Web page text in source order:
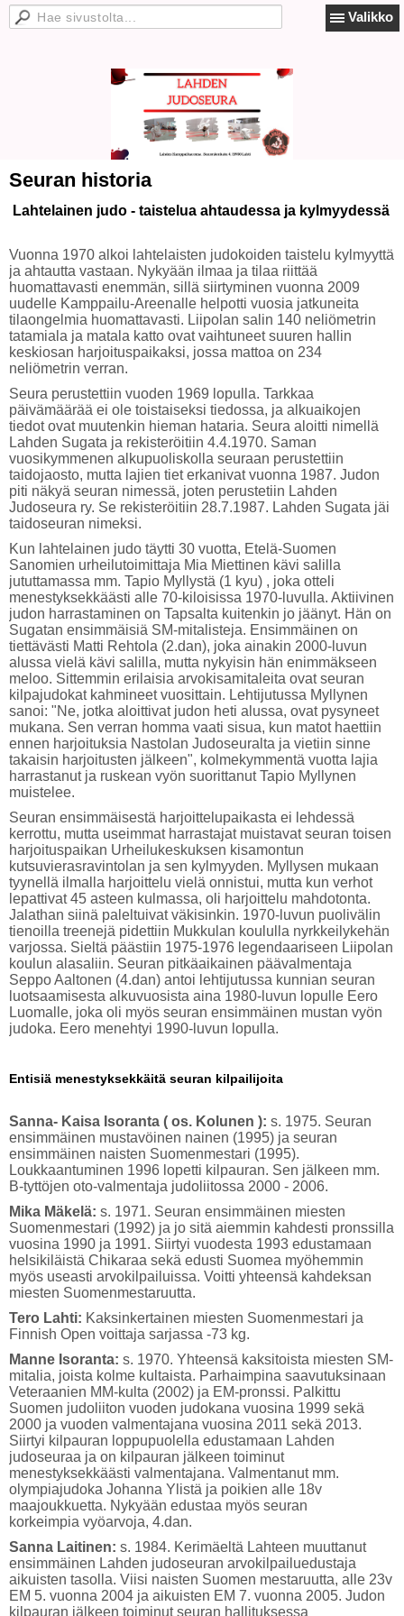
Valikko
Seuran historia
Lahtelainen judo - taistelua ahtaudessa ja kylmyydessä
Vuonna 1970 alkoi lahtelaisten judokoiden taistelu kylmyyttä
ja ahtautta vastaan. Nykyään ilmaa ja tilaa riittää
huomattavasti enemmän, sillä siirtyminen vuonna 2009
uudelle Kamppailu-Areenalle helpotti vuosia jatkuneita
tilaongelmia huomattavasti. Liipolan salin 140 neliömetrin
tatamiala ja matala katto ovat vaihtuneet suuren hallin
keskiosan harjoituspaikaksi, jossa mattoa on 234
neliömetrin verran.
Seura perustettiin vuoden 1969 lopulla. Tarkkaa
päivämäärää ei ole toistaiseksi tiedossa, ja alkuaikojen
tiedot ovat muutenkin hieman hataria. Seura aloitti nimellä
Lahden Sugata ja rekisteröitiin 4.4.1970. Saman
vuosikymmenen alkupuoliskolla seuraan perustettiin
taidojaosto, mutta lajien tiet erkanivat vuonna 1987. Judon
piti näkyä seuran nimessä, joten perustetiin Lahden
Judoseura ry. Se rekisteröitiin 28.7.1987. Lahden Sugata jäi
taidoseuran nimeksi.
Kun lahtelainen judo täytti 30 vuotta, Etelä-Suomen
Sanomien urheilutoimittaja Mia Miettinen kävi salilla
jututtamassa mm. Tapio Myllystä (1 kyu) , joka otteli
menestyksekkäästi alle 70-kiloisissa 1970-luvulla. Aktiivinen
judon harrastaminen on Tapsalta kuitenkin jo jäänyt. Hän on
Sugatan ensimmäisiä SM-mitalisteja. Ensimmäinen on
tiettävästi Matti Rehtola (2.dan), joka ainakin 2000-luvun
alussa vielä kävi salilla, mutta nykyisin hän enimmäkseen
meloo. Sittemmin erilaisia arvokisamitaleita ovat seuran
kilpajudokat kahmineet vuosittain. Lehtijutussa Myllynen
sanoi: "Ne, jotka aloittivat judon heti alussa, ovat pysyneet
mukana. Sen verran homma vaati sisua, kun matot haettiin
ennen harjoituksia Nastolan Judoseuralta ja vietiin sinne
takaisin harjoitusten jälkeen", kolmekymmentä vuotta lajia
harrastanut ja ruskean vyön suorittanut Tapio Myllynen
muistelee.
Seuran ensimmäisestä harjoittelupaikasta ei lehdessä
kerrottu, mutta useimmat harrastajat muistavat seuran toisen
harjoituspaikan Urheilukeskuksen kisamontun
kutsuvierasravintolan ja sen kylmyyden. Myllysen mukaan
tyynellä ilmalla harjoittelu vielä onnistui, mutta kun verhot
lepattivat 45 asteen kulmassa, oli harjoittelu mahdotonta.
Jalathan siinä paleltuivat väkisinkin. 1970-luvun puolivälin
tienoilla treenejä pidettiin Mukkulan koululla nyrkkeilykehän
varjossa. Sieltä päästiin 1975-1976 legendaariseen Liipolan
koulun alasaliin. Seuran pitkäaikainen päävalmentaja
Seppo Aaltonen (4.dan) antoi lehtijutussa kunnian seuran
luotsaamisesta alkuvuosista aina 1980-luvun lopulle Eero
Luomalle, joka oli myös seuran ensimmäinen mustan vyön
judoka. Eero menehtyi 1990-luvun lopulla.
Entisiä menestyksekkäitä seuran kilpailijoita
Sanna- Kaisa Isoranta ( os. Kolunen ): s. 1975. Seuran
ensimmäinen mustavöinen nainen (1995) ja seuran
ensimmäinen naisten Suomenmestari (1995).
Loukkaantuminen 1996 lopetti kilpauran. Sen jälkeen mm.
B-tyttöjen oto-valmentaja judoliitossa 2000 - 2006.
Mika Mäkelä: s. 1971. Seuran ensimmäinen miesten
Suomenmestari (1992) ja jo sitä aiemmin kahdesti pronssilla
vuosina 1990 ja 1991. Siirtyi vuodesta 1993 edustamaan
helsikiläistä Chikaraa sekä edusti Suomea myöhemmin
myös useasti arvokilpailuissa. Voitti yhteensä kahdeksan
miesten Suomenmestaruutta.
Tero Lahti: Kaksinkertainen miesten Suomenmestari ja
Finnish Open voittaja sarjassa -73 kg.
Manne Isoranta: s. 1970. Yhteensä kaksitoista miesten SM-
mitalia, joista kolme kultaista. Parhaimpina saavutuksinaan
Veteraanien MM-kulta (2002) ja EM-pronssi. Palkittu
Suomen judoliiton vuoden judokana vuosina 1999 sekä
2000 ja vuoden valmentajana vuosina 2011 sekä 2013.
Siirtyi kilpauran loppupuolella edustamaan Lahden
judoseuraa ja on kilpauran jälkeen toiminut
menestyksekkäästi valmentajana. Valmentanut mm.
olympiajudoka Johanna Ylistä ja poikien alle 18v
maajoukkuetta. Nykyään edustaa myös seuran
korkeimpia vyöarvoja, 4.dan.
Sanna Laitinen: s. 1984. Kerimäeltä Lahteen muuttanut
ensimmäinen Lahden judoseuran arvokilpailuedustaja
aikuisten tasolla. Viisi naisten Suomen mestaruutta, alle 23v
EM 5. vuonna 2004 ja aikuisten EM 7. vuonna 2005. Judon
kilpauran jälkeen toiminut seuran hallituksessa